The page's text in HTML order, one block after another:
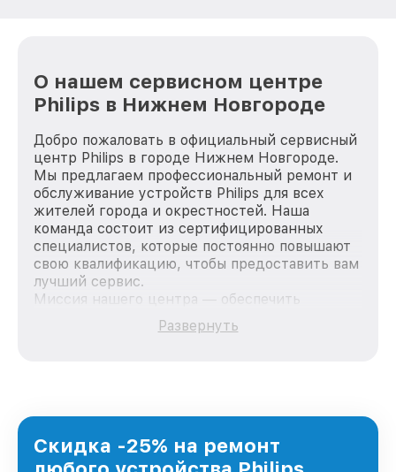
О нашем сервисном центре
Philips в Нижнем Новгороде
Добро пожаловать в официальный сервисный
центр Philips в городе Нижнем Новгороде.
Мы предлагаем профессиональный ремонт и
обслуживание устройств Philips для всех
жителей города и окрестностей. Наша
команда состоит из сертифицированных
специалистов, которые постоянно повышают
свою квалификацию, чтобы предоставить вам
лучший сервис.
Миссия нашего центра — обеспечить
качественный и доступный ремонт для
каждого пользователя продукции Philips, вне
Нижнем Новгороде, постоянно повышая
уровень доверия и лояльности наших
Развернуть
Скидка -25% на ремонт